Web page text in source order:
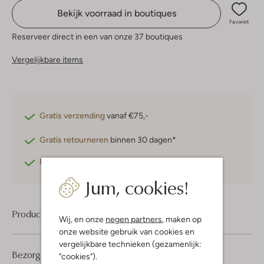
Jum, cookies!
Wij, en onze negen partners, maken op
onze website gebruik van cookies en
vergelijkbare technieken (gezamenlijk:
"cookies").
Bekijk voorraad in boutiques
Favoriet
Reserveer direct in een van onze 37 boutiques
Vergelijkbare items
Gratis verzendingvanaf €75,-
Gratis retourneren binnen 30 dagen*
Betaal achteraf
Product informatie
Bezorgen & retourneren